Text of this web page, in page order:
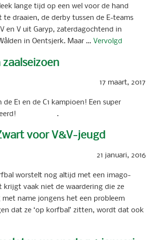
leek lange tijd op een wel voor de hand
te draaien, de derby tussen de E-teams
en V uit Garyp, zaterdagochtend in
in Oentsjerk. Maar …Vervolgd
17 maart, 2017
E1 en de C1 kampioen! Een super
.
voor V&V-jeugd
21 januari, 2016
worstelt nog altijd met een imago-
krijgt vaak niet de waardering die ze
name jongens het een probleem
dat ze ‘op korfbal’ zitten, wordt dat ook